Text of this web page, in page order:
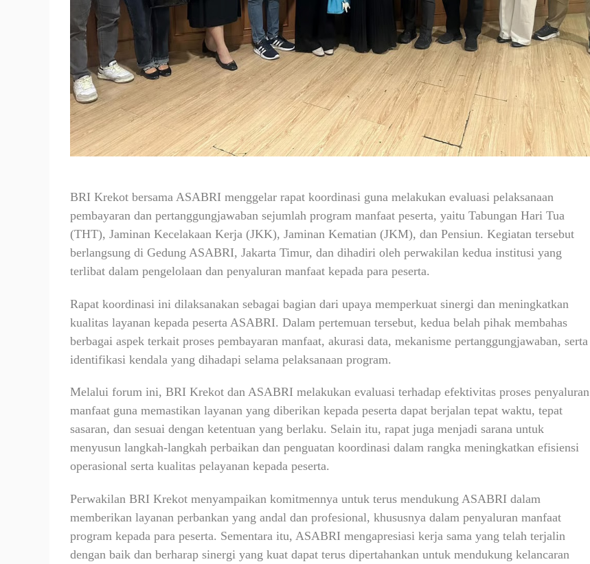
BRI Krekot bersama ASABRI menggelar rapat koordinasi guna melakukan evaluasi pelaksanaan
pembayaran dan pertanggungjawaban sejumlah program manfaat peserta, yaitu Tabungan Hari Tua
(THT), Jaminan Kecelakaan Kerja (JKK), Jaminan Kematian (JKM), dan Pensiun. Kegiatan tersebut
berlangsung di Gedung ASABRI, Jakarta Timur, dan dihadiri oleh perwakilan kedua institusi yang
terlibat dalam pengelolaan dan penyaluran manfaat kepada para peserta.
Rapat koordinasi ini dilaksanakan sebagai bagian dari upaya memperkuat sinergi dan meningkatkan
kualitas layanan kepada peserta ASABRI. Dalam pertemuan tersebut, kedua belah pihak membahas
berbagai aspek terkait proses pembayaran manfaat, akurasi data, mekanisme pertanggungjawaban, serta
identifikasi kendala yang dihadapi selama pelaksanaan program.
Melalui forum ini, BRI Krekot dan ASABRI melakukan evaluasi terhadap efektivitas proses penyaluran
manfaat guna memastikan layanan yang diberikan kepada peserta dapat berjalan tepat waktu, tepat
sasaran, dan sesuai dengan ketentuan yang berlaku. Selain itu, rapat juga menjadi sarana untuk
menyusun langkah-langkah perbaikan dan penguatan koordinasi dalam rangka meningkatkan efisiensi
operasional serta kualitas pelayanan kepada peserta.
Perwakilan BRI Krekot menyampaikan komitmennya untuk terus mendukung ASABRI dalam
memberikan layanan perbankan yang andal dan profesional, khususnya dalam penyaluran manfaat
program kepada para peserta. Sementara itu, ASABRI mengapresiasi kerja sama yang telah terjalin
dengan baik dan berharap sinergi yang kuat dapat terus dipertahankan untuk mendukung kelancaran